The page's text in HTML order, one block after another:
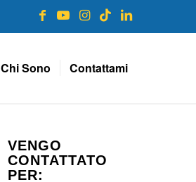
Chi Sono Contattami
VENGO
CONTATTATO
PER: